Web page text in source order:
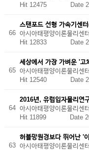
Hit 12475 Date
66
스탠포드 선형 가속기센
아시아태평양이론물리센터
Hit 12833 Date
65
세상에서 가장 가벼운 '고
아시아태평양이론물리센터
Hit 12540 Date
64
2016년, 유럽입자물리연
아시아태평양이론물리센터
Hit 11899 Date
63
허블망원경보다 뛰어난 '
아시아태평양이론물리센터